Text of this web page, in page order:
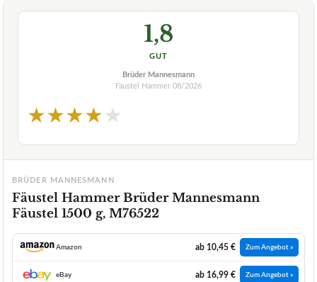
1,8
GUT
Brüder Mannesmann
Fäustel Hammer 08/2026
★★★★★
BRÜDER MANNESMANN
Fäustel Hammer Brüder Mannesmann
Fäustel 1500 g, M76522
Amazon ab 10,45 € Zum Angebot »
eBay ab 16,99 € Zum Angebot »